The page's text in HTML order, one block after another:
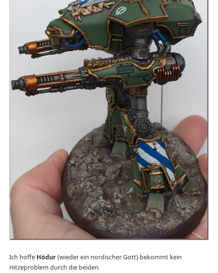
Ich hoffe Hödur(wieder ein nordischer Gott) bekommt kein
Hitzeproblem durch die beiden